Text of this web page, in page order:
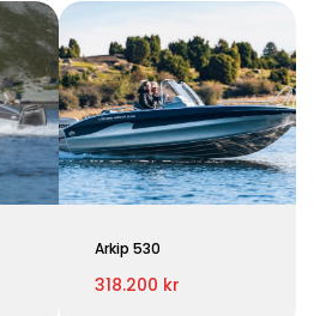
Arkip 530
318.200 kr